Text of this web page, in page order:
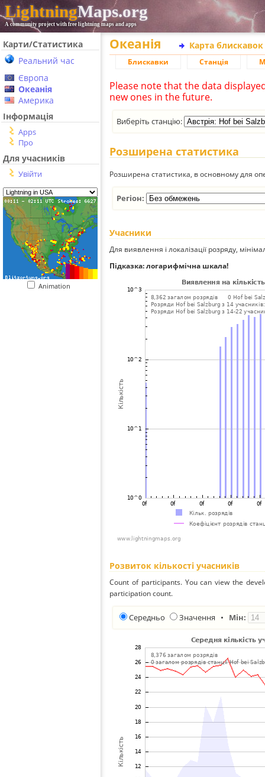
LightningMaps.org
A community project with free lightning maps and apps
Карти/Статистика
Реальний час
Європа
Океанія
Америка
Інформація
Apps
Про
Для учасників
Увійти
Animation
Океанія Карта
Блискавки Станція
Please note that the data
new ones in the future.
Виберіть станцію:
Розширена статистика
Розширена статистика, в основному для
Регіон:
Учасники
Для виявлення і локалізації розряду,
Підказка: логарифмічна шкала!
Розвиток кількості учасників
Count of participants. You can view the
participation count.
Середньо Значення • Мін: